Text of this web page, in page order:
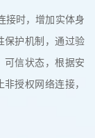
接时，增加实体身
保护机制，通过验
可信状态，根据安
授权网络连接，